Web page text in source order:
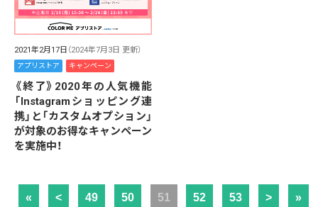
2021年2月17日 （2024年7月3日 更新）
アプリストア キャンペーン
《終了》2020年の人気機能
「Instagramショッピング連
携」と「カスタムオプション」
が対象のお得なキャンペーン
を実施中！
« < 49 50 51 52 53 > »